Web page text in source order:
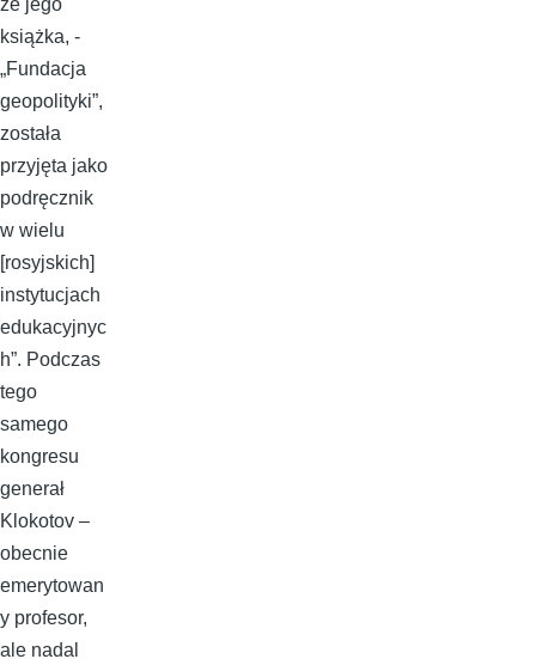
że jego
książka, -
„Fundacja
geopolityki”,
została
przyjęta jako
podręcznik
w wielu
[rosyjskich]
instytucjach
edukacyjnyc
h”. Podczas
tego
samego
kongresu
generał
Klokotov –
obecnie
emerytowan
y profesor,
ale nadal